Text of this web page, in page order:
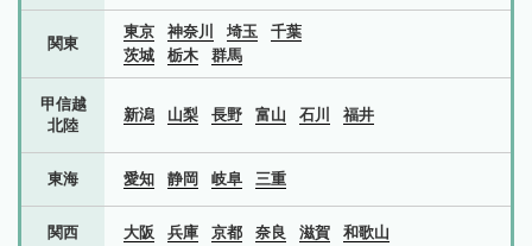
関東
東京 神奈川 埼玉
千葉
茨城
栃木 群馬
甲信越
北陸
新潟 山梨 長野 富山 石川 福井
東海 愛知 静岡 岐阜 三重
関西 大阪 兵庫 京都 奈良 滋賀 和歌山